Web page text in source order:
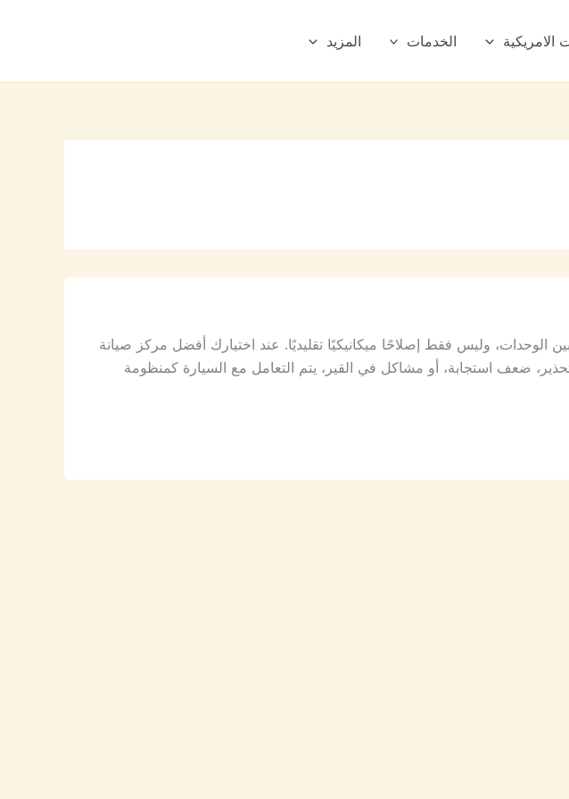
الامريكية الخدمات المزيد
وليس فقط إصلاحًا ميكانيكيًا تقليديًا. عند اختيارك أفضل مركز صيانة
ضعف استجابة، أو مشاكل في القير، يتم التعامل مع السيارة كمنظومة